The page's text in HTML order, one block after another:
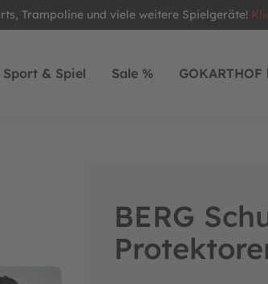
Trampoline und viele weitere Spielgeräte!
Sport & Spiel Sale %
BERG